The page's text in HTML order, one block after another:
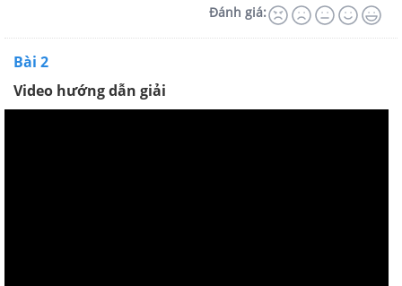
Đánh giá:
Bài 2
Video hướng dẫn giải